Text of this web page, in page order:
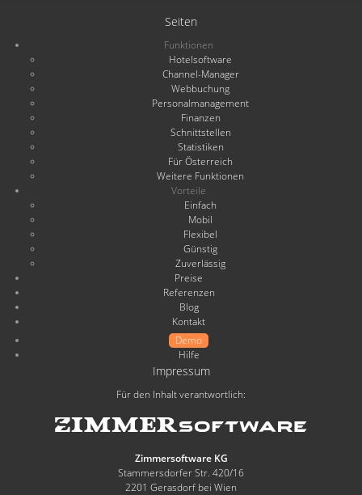
Seiten
Funktionen
Hotelsoftware
Channel-Manager
Webbuchung
Personalmanagement
Finanzen
Schnittstellen
Statistiken
Für Österreich
Weitere Funktionen
Vorteile
Einfach
Mobil
Flexibel
Günstig
Zuverlässig
Preise
Referenzen
Blog
Kontakt
Demo
Hilfe
Impressum
Für den Inhalt verantwortlich:
Zimmersoftware KG
Stammersdorfer Str. 420/16
2201 Gerasdorf bei Wien